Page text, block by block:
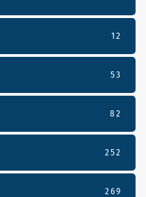
12
53
82
252
269